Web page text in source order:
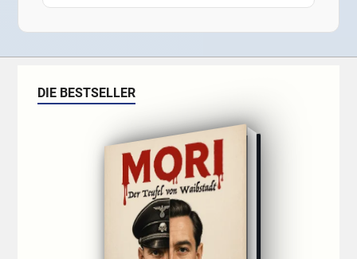
DIE BESTSELLER